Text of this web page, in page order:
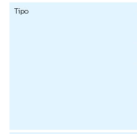
Tipo